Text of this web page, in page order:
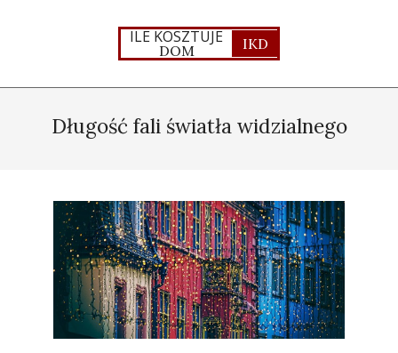
ILE KOSZTUJE
DOM IKD
NavigationDługość fali światła widzialnego